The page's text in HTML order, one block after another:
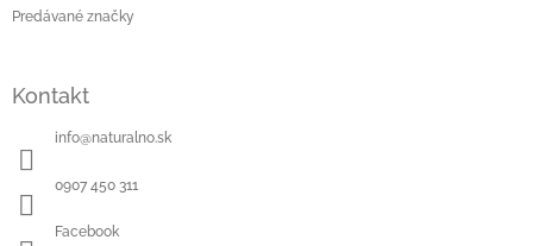
Predávané značky
Kontakt
info@naturalno.sk
0907 450 311
Facebook